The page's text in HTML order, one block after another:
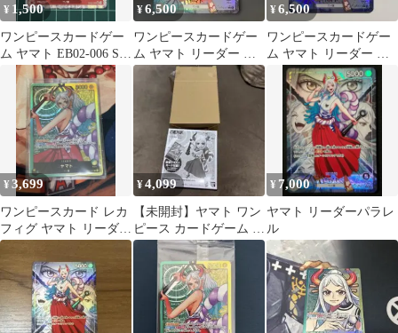
¥ 1,500
ワンピースカードゲー
ム ヤマト EB02-006 SR
パラレル
¥6,500
ワンピースカードゲー
ム ヤマト リーダー パ
ラレル OP06-079
¥6,500
ワンピースカードゲー
ム ヤマト リーダー パ
ラレル OP16-079
¥3,699
ワンピースカード レカ
フィグ ヤマト リーダー
パラレル OP06-022
¥4,099
【未開封】ヤマト ワン
ピース カードゲーム レ
カフィグ ワンピ ヤマト
ジャンプ
¥ 7,000
ヤマト リーダーパラレ
ル